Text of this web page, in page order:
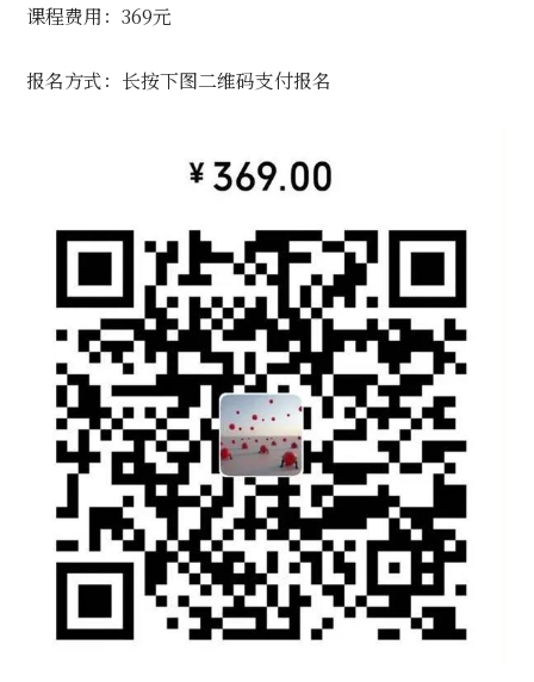
课程费用：369元
报名方式：长按下图二维码支付报名